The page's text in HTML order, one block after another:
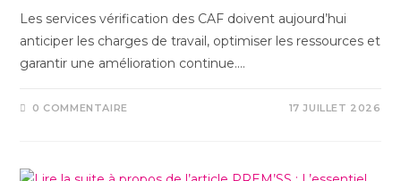
Les services vérification des CAF doivent aujourd’hui
anticiper les charges de travail, optimiser les ressources et
garantir une amélioration continue.…
0 COMMENTAIRE 17 JUILLET 2026